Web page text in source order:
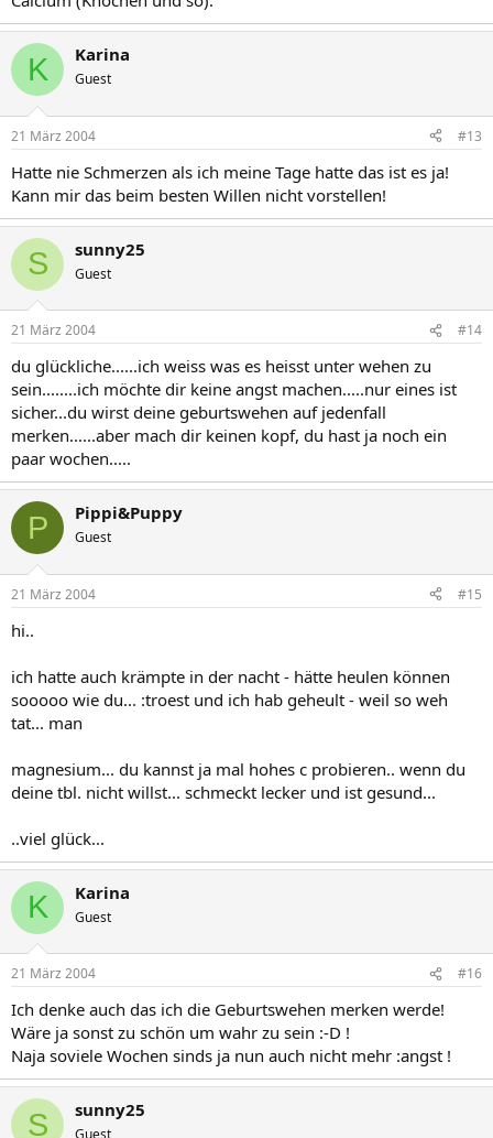
K Karina
Guest
21 März 2004 #13
Hatte nie Schmerzen als ich meine Tage hatte das ist es ja!
Kann mir das beim besten Willen nicht vorstellen!
S sunny25
Guest
21 März 2004 #14
du glückliche......ich weiss was es heisst unter wehen zu
sein........ich möchte dir keine angst machen.....nur eines ist
sicher...du wirst deine geburtswehen auf jedenfall
merken......aber mach dir keinen kopf, du hast ja noch ein
paar wochen.....
P Pippi&Puppy
Guest
21 März 2004 #15
hi..
ich hatte auch krämpte in der nacht - hätte heulen können
sooooo wie du... :troest und ich hab geheult - weil so weh
tat... man
magnesium... du kannst ja mal hohes c probieren.. wenn du
deine tbl. nicht willst... schmeckt lecker und ist gesund...
..viel glück...
K Karina
Guest
21 März 2004 #16
Ich denke auch das ich die Geburtswehen merken werde!
Wäre ja sonst zu schön um wahr zu sein :-D !
Naja soviele Wochen sinds ja nun auch nicht mehr :angst !
S sunny25
Guest